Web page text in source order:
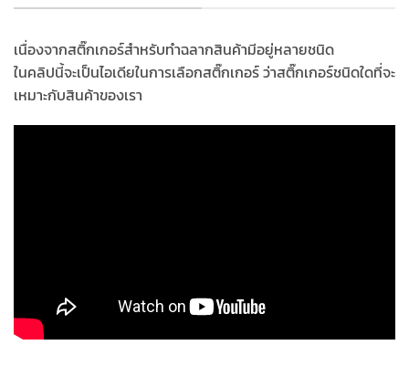
เนื่องจากสติ๊กเกอร์สำหรับทำฉลากสินค้ามีอยู่หลายชนิด
ในคลิปนี้จะเป็นไอเดียในการเลือกสติ๊กเกอร์ ว่าสติ๊กเกอร์ชนิดใดที่จะ
เหมาะกับสินค้าของเรา